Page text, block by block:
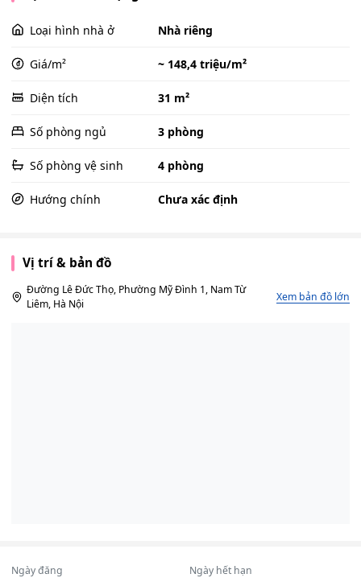
Loại hình nhà ở Nhà riêng
Giá/m² ~ 148,4 triệu/m²
Diện tích 31 m²
Số phòng ngủ 3 phòng
Số phòng vệ sinh 4 phòng
Hướng chính Chưa xác định
Vị trí & bản đồ
Đường Lê Đức Thọ, Phường Mỹ Đình 1, Nam Từ
Liêm, Hà Nội
Xem bản đồ lớn
Ngày đăng Ngày hết hạn